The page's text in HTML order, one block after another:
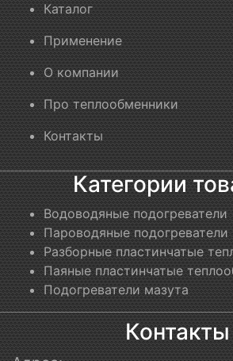
Каталог
Применение
О компании
Про теплообменники
Контакты
Категории
Водоводяные подогреватели
Пароводяные подогреватели
Разборные пластинчатые
Паяные пластинчатые
Подогреватели мазута
Контакты